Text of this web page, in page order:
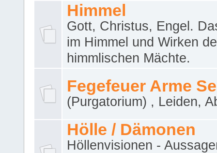
Himmel
Gott, Christus, Engel.
im Himmel und Wirken
himmlischen Mächte.
Fegefeuer Arme
(Purgatorium) , Leiden,
Hölle / Dämonen
Höllenvisionen -